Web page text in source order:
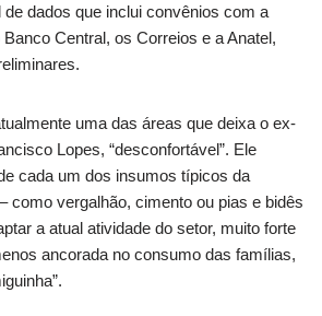
dados que inclui convênios com a
Central, os Correios e a Anatel,
uma das áreas que deixa o ex-
Lopes, “desconfortável”. Ele
cada um dos insumos típicos da
como vergalhão, cimento ou pias e bidês
a atual atividade do setor, muito forte
ancorada no consumo das famílias,